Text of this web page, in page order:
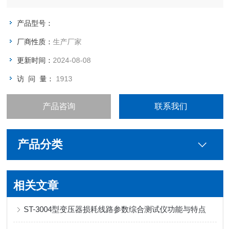
产品型号：
厂商性质：生产厂家
更新时间： 2024-08-08
访 问 量： 1913
产品咨询 联系我们
产品分类
相关文章
ST-3004型变压器损耗线路参数综合测试仪功能与特点